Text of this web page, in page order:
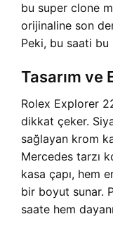
bu super clone
orijinaline son
Peki, bu saati bu
Tasarım ve
Rolex Explorer
dikkat çeker.
sağlayan krom
Mercedes tarzı
kasa çapı, hem
bir boyut sunar.
saate hem